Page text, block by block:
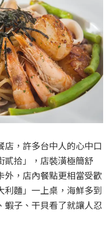
，許多台中人的心中口
貳拾」，店裝潢極簡舒
外，店內餐點更相當受歡
利麵」一上桌，海鮮多到
蝦子、干貝看了就讓人忍